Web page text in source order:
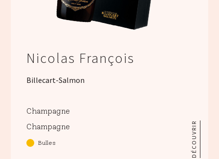
Nicolas François
Billecart-Salmon
Champagne
Champagne
Bulles DÉCOUVRIR